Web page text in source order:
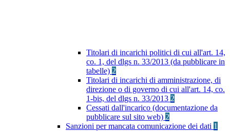
Titolari di incarichi politici di cui all'art. 14,
co. 1, del dlgs n. 33/2013 (da pubblicare in
tabelle) 2
Titolari di incarichi di amministrazione, di
direzione o di governo di cui all'art. 14, co.
1-bis, del dlgs n. 33/2013 2
Cessati dall'incarico (documentazione da
pubblicare sul sito web) 2
Sanzioni per mancata comunicazione dei dati 1